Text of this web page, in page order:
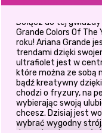
Dołącz do tej
Grande Colors Of
roku! Ariana Grande
trendami dzięki
ultrafiolet jest w
które można ze sobą
bądź kreatywny
chodzi o fryzury, na
wybierając swoją
chcesz. Dzisiaj jest
wybrać wygodny